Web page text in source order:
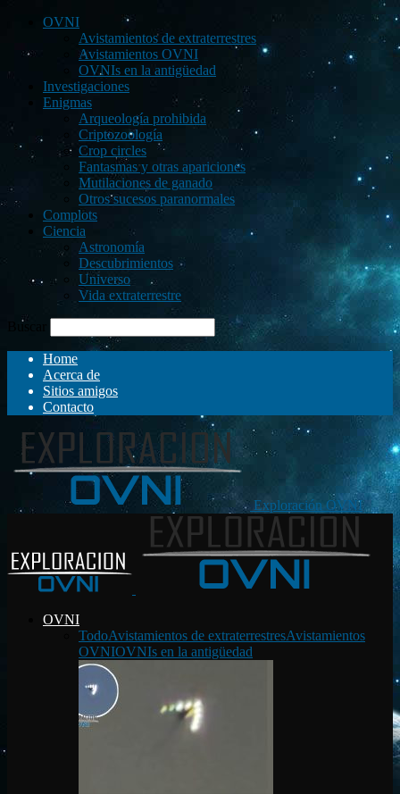
OVNI
Avistamientos de extraterrestres
Avistamientos OVNI
OVNIs en la antigüedad
Investigaciones
Enigmas
Arqueología prohibida
Criptozoología
Crop circles
Fantasmas y otras apariciones
Mutilaciones de ganado
Otros sucesos paranormales
Complots
Ciencia
Astronomía
Descubrimientos
Universo
Vida extraterrestre
Buscar
Home
Acerca de
Sitios amigos
Contacto
Exploración OVNI
OVNI
TodoAvistamientos de extraterrestresAvistamientos
OVNIOVNIs en la antigüedad